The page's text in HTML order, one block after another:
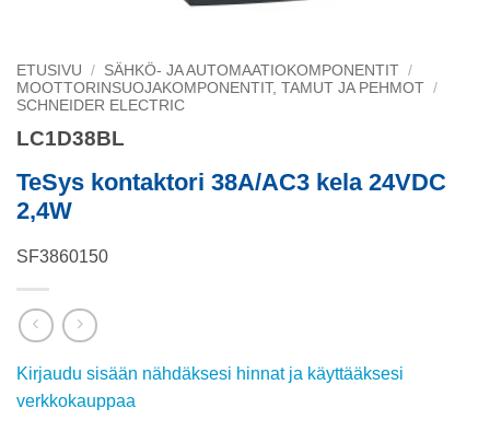
ETUSIVU / SÄHKÖ- JA AUTOMAATIOKOMPONENTIT /
MOOTTORINSUOJAKOMPONENTIT, TAMUT JA PEHMOT /
SCHNEIDER ELECTRIC
LC1D38BL
TeSys kontaktori 38A/AC3 kela 24VDC
2,4W
SF3860150
Kirjaudu sisään nähdäksesi hinnat ja käyttääksesi
verkkokauppaa